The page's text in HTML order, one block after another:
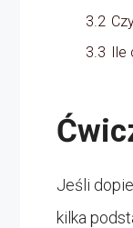
3.2
3.3 Ile
Jeśli
kilka